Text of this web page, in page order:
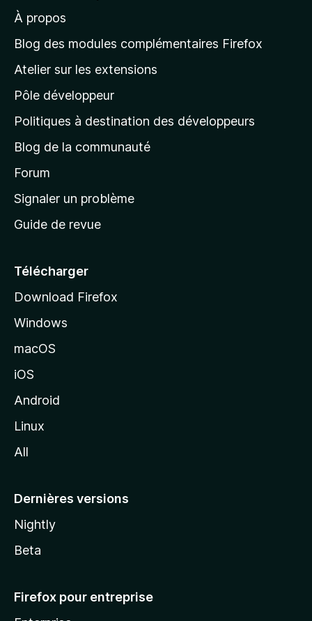
à
l
p
a
g
d
a
c
e
l
d
o
z
l
À propos
Blog des modules complémentaires Firefox
Atelier sur les extensions
Pôle développeur
Politiques à destination des développeurs
Blog de la communauté
Forum
Signaler un problème
Guide de revue
Télécharger
Download Firefox
Windows
macOS
iOS
Android
Linux
All
Dernières versions
Nightly
Beta
Firefox pour entreprise